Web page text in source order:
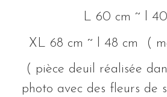
L 60 cm ~ l
XL 68 cm ~ l 48 cm (
( pièce deuil réalisée
photo avec des fleurs de